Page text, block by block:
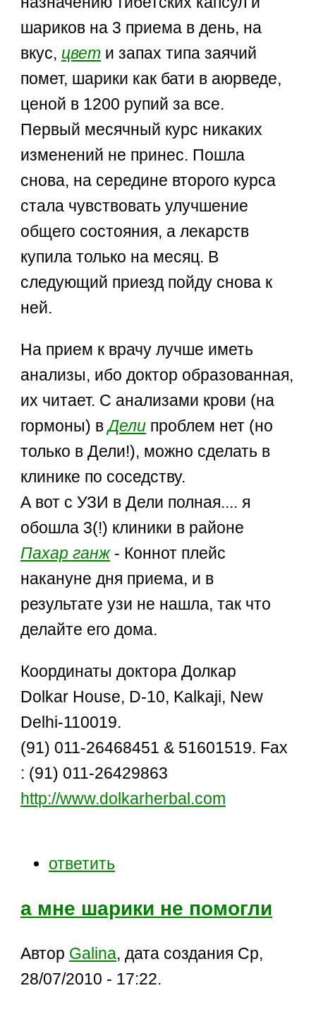
шариков на 3 приема в день, на
вкус, цвет и запах типа заячий
помет, шарики как бати в аюрведе,
ценой в 1200 рупий за все.
Первый месячный курс никаких
изменений не принес. Пошла
снова, на середине второго курса
стала чувствовать улучшение
общего состояния, а лекарств
купила только на месяц. В
следующий приезд пойду снова к
ней.
На прием к врачу лучше иметь
анализы, ибо доктор образованная,
их читает. С анализами крови (на
гормоны) вДели проблем нет (но
только в Дели!), можно сделать в
клинике по соседству.
А вот с УЗИ в Дели полная.... я
обошла 3(!) клиники в районе
Пахар ганж- Коннот плейс
накануне дня приема, и в
результате узи не нашла, так что
делайте его дома.
Координаты доктора Долкар
Dolkar House, D-10, Kalkaji, New
Delhi-110019.
(91) 011-26468451 & 51601519. Fax
: (91) 011-26429863
http://www.dolkarherbal.com
ответить
а мне шарики не помогли
Автор Galina, дата создания Ср,
28/07/2010 - 17:22.